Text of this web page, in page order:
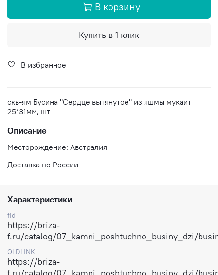
В корзину
Купить в 1 клик
В избранное
скв-ям Бусина "Сердце вытянутое" из яшмы мукаит
25*31мм, шт
Описание
Месторождение: Австралия
Доставка по России
Характеристики
fid
https://briza-
f.ru/catalog/07_kamni_poshtuchno_businy_dzi/
OLDLINK
https://briza-